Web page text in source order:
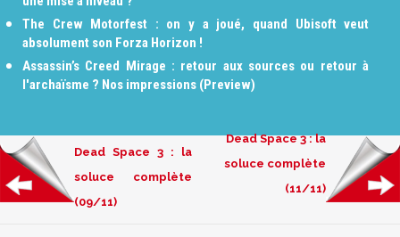
The Crew Motorfest : on y a joué, quand Ubisoft veut
absolument son Forza Horizon !
Assassin’s Creed Mirage : retour aux sources ou retour à
l'archaïsme ? Nos impressions (Preview)
Dead Space 3 : la
soluce complète
(09/11)
Dead Space 3 : la
soluce complète
(11/11)